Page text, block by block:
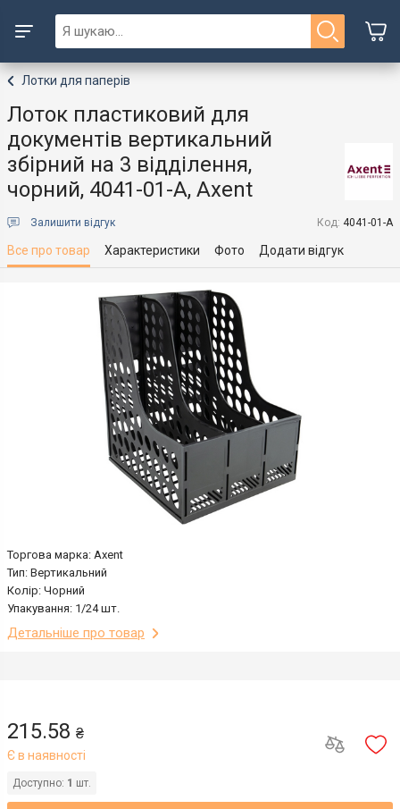
Лотки для паперів
Лоток пластиковий для
документів вертикальний
збірний на 3 відділення,
чорний, 4041-01-А, Axent
Залишити відгук Код: 4041-01-A
Все про товар Характеристики Фото Додати відгук
Торгова марка: Axent
Тип: Вертикальний
Колір: Чорний
Упакування: 1/24 шт.
Детальніше про товар
215.58 ₴
Є в наявності
Доступно: 1 шт.